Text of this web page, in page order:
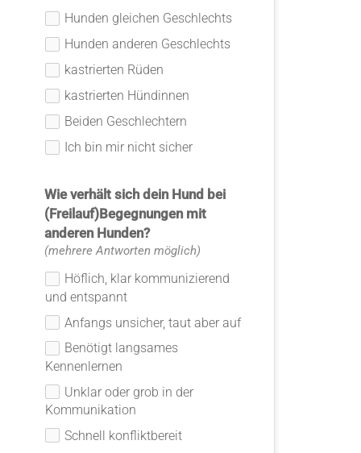
Hunden gleichen Geschlechts
Hunden anderen Geschlechts
kastrierten Rüden
kastrierten Hündinnen
Beiden Geschlechtern
Ich bin mir nicht sicher
Wie verhält sich dein Hund bei
(Freilauf)Begegnungen mit
anderen Hunden?
(mehrere Antworten möglich)
Höflich, klar kommunizierend
und entspannt
Anfangs unsicher, taut aber auf
Benötigt langsames
Kennenlernen
Unklar oder grob in der
Kommunikation
Schnell konfliktbereit